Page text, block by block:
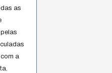
as
a